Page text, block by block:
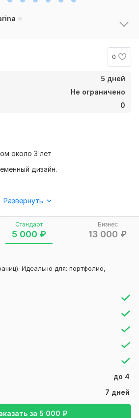
0
5 дней
Не ограничено
0
Стандарт
5 000 ₽
Бизнес
13 000 ₽
Идеально для: портфолио,
до 4
7 дней
за 5 000 ₽
около 3 лет
дизайн.
структура сайта и UX-
стильный, адаптивный под ПК,
– плавные анимации, интуитивная
расположение текстов,
Развернуть